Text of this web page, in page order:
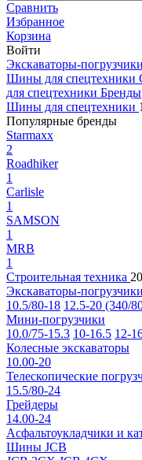
Сравнить
Избранное
Корзина
Войти
Экскаваторы-погрузчики
Шины для спецтехники
для спецтехники Бренды
Шины для спецтехники
Популярные бренды
Starmaxx
2
Roadhiker
1
Carlisle
1
SAMSON
1
MRB
1
Строительная техника
Экскаваторы-погрузчики
10.5/80-18 12.5-20 (340/
Мини-погрузчики
10.0/75-15.3 10-16.5 12-
Колесные экскаваторы
10.00-20
Телескопические
15.5/80-24
Грейдеры
14.00-24
Асфальтоукладчики и
Шины JCB